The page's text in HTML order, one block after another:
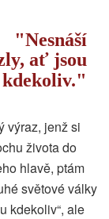
Nesnáší
ať jsou
kdekoliv.
výraz, jenž si
života do
hlavě, ptám
světové války
kdekoliv“, ale